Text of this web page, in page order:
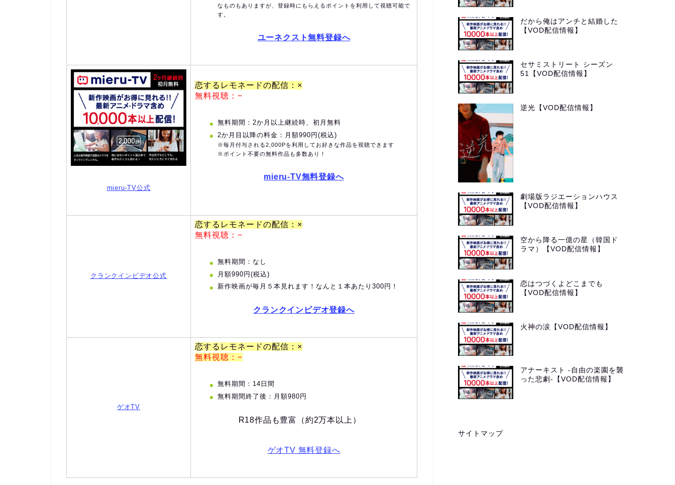
なものもありますが、登録時にもらえるポイントを利用して視聴可能で
す。
ユーネクスト無料登録へ
mieru-TV公式
恋するレモネードの配信：×
無料視聴：−
無料期間：2か月以上継続時、初月無料
2か月目以降の料金：月額990円(税込)
※毎月付与される2,000Pを利用してお好きな作品を視聴できます
※ポイント不要の無料作品も多数あり！
mieru-TV無料登録へ
クランクインビデオ公式
恋するレモネードの配信：×
無料視聴：−
無料期間：なし
月額990円(税込)
新作映画が毎月５本見れます！なんと１本あたり300円！
クランクインビデオ登録へ
ゲオTV
恋するレモネードの配信：×
無料視聴：−
無料期間：14日間
無料期間終了後：月額980円
R18作品も豊富（約2万本以上）
ゲオTV 無料登録へ
だから俺はアンチと結婚した
【VOD配信情報】
セサミストリート シーズン
51【VOD配信情報】
逆光【VOD配信情報】
劇場版ラジエーションハウス
【VOD配信情報】
空から降る一億の星（韓国ド
ラマ）【VOD配信情報】
恋はつづくよどこまでも
【VOD配信情報】
火神の涙【VOD配信情報】
アナーキスト -自由の楽園を襲
った悲劇-【VOD配信情報】
サイトマップ